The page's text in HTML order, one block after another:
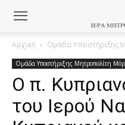
Αρχική Ομάδα Υποστήριξης
Ομάδα Υποστήριξης Μητροπολίτη
Ο π.
του Ιερού